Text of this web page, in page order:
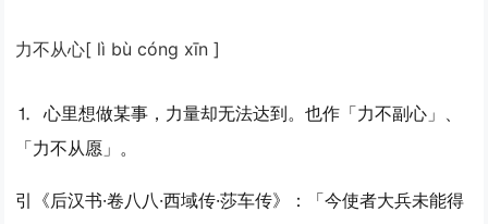
力不从心[ lì bù cóng xīn ]
⒈ 心里想做某事，力量却无法达到。也作「力不副心」、
「力不从愿」。
引 《后汉书·卷八八·西域传·莎车传》：「今使者大兵未能得